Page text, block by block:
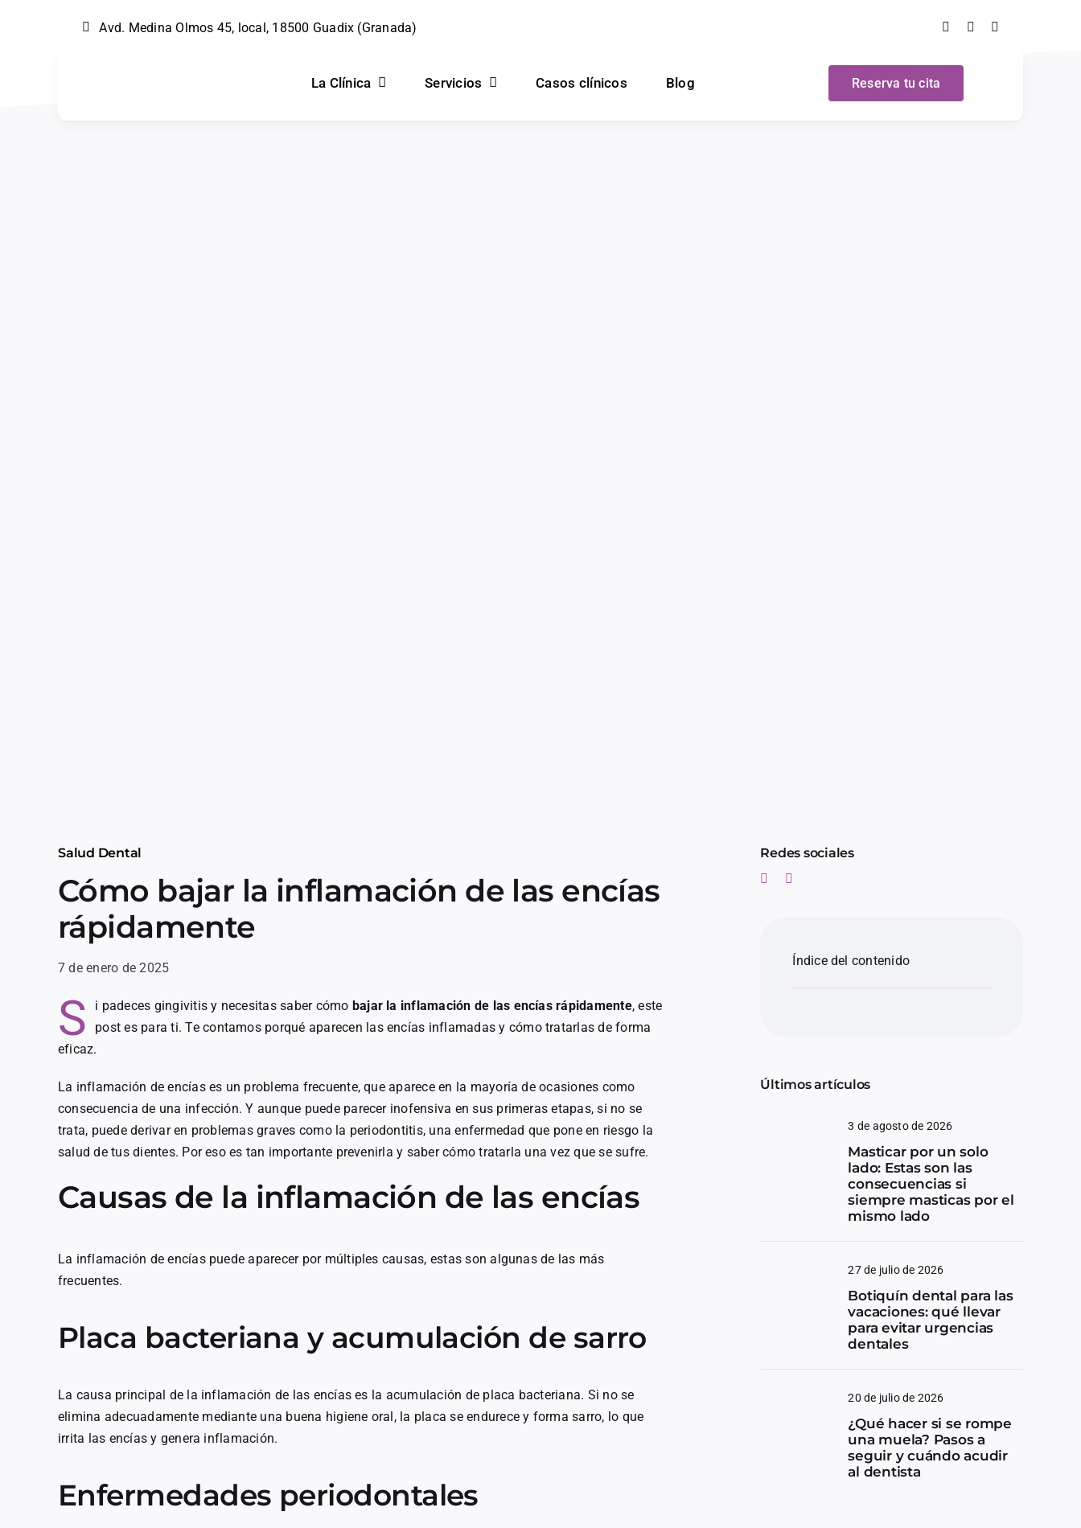
Avd. Medina Olmos 45, local, 18500 Guadix (Granada)
La Clínica Servicios Casos clínicos Blog Reserva tu cita
Salud Dental
Cómo bajar la inflamación de las encías
rápidamente
7 de enero de 2025
S i padeces gingivitis y necesitas saber cómo bajar la inflamación de las encías rápidamente, este
post es para ti. Te contamos porqué aparecen las encías inflamadas y cómo tratarlas de forma
eficaz.
La inflamación de encías es un problema frecuente, que aparece en la mayoría de ocasiones como
consecuencia de una infección. Y aunque puede parecer inofensiva en sus primeras etapas, si no se
trata, puede derivar en problemas graves como la periodontitis, una enfermedad que pone en riesgo la
salud de tus dientes. Por eso es tan importante prevenirla y saber cómo tratarla una vez que se sufre.
Causas de la inflamación de las encías
La inflamación de encías puede aparecer por múltiples causas, estas son algunas de las más
frecuentes.
Placa bacteriana y acumulación de sarro
La causa principal de la inflamación de las encías es la acumulación de placa bacteriana. Si no se
elimina adecuadamente mediante una buena higiene oral, la placa se endurece y forma sarro, lo que
irrita las encías y genera inflamación.
Enfermedades periodontales
Redes sociales
Índice del contenido
Últimos artículos
3 de agosto de 2026
Masticar por un solo
lado: Estas son las
consecuencias si
siempre masticas por el
mismo lado
27 de julio de 2026
Botiquín dental para las
vacaciones: qué llevar
para evitar urgencias
dentales
20 de julio de 2026
¿Qué hacer si se rompe
una muela? Pasos a
seguir y cuándo acudir
al dentista